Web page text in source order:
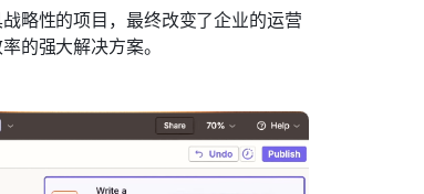
略性的项目，最终改变了企业的运营
的强大解决方案。